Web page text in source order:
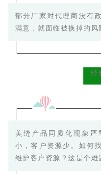
部分厂家对代理商没有
满意，就面临被换掉的风
经
美缝产品同质化现象
小，客户资源少。 如何
维护客户资源？这是个难